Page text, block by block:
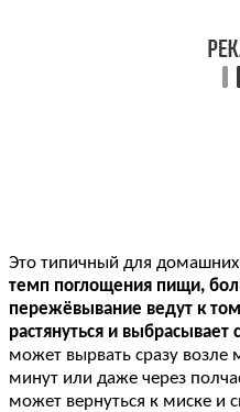
Это типичный для
темп поглощения пищи,
пережёвывание ведут к
растянуться и
может вырвать сразу возле
минут или даже через
может вернуться к миске и